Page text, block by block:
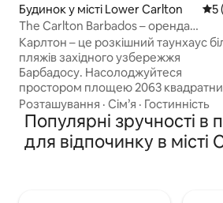
Будинок у місті Lower Carlton
5
The Carlton Barbados – оренда
таунхаусу класу люкс
Карлтон – це розкішний таунхаус
пляжів західного узбережжя
Барбадосу. Насолоджуйтеся
простором площею 2063
фути, який включає 3 спальні, 3 ванні
кімнати, приватний басейн,
ванну для відпочинку та легкий
до їдалень, магазинів та нічних
Розташування · Сім’я · Гостинність
Популярні зручності
для відпочинку в